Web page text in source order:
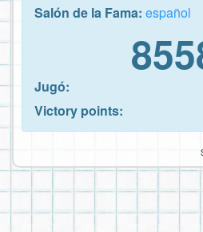
Salón de la Fama: español
Jugó:
Victory points: